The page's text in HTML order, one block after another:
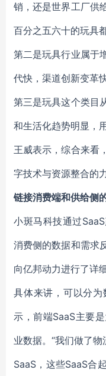
销，还是世界工厂供
百分之五六十的玩具
第二是玩具行业属于
代快，渠道创新变革快
第三是玩具这个类目
和生活化趋势明显，
王威表示，综合来看
字技术与资源整合的
链接消费端和供给侧
小斑马科技通过
消费侧的数据和需求
向亿邦动力进行了详
具体来讲，可以分
示，前端SaaS主要
业数据。“我们做了
SaaS，这些SaaS合